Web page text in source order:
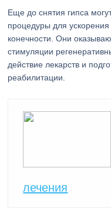
Еще до снятия гипса
процедуры для
конечности. Они
стимуляции
действие лекарств и
реабилитации.
лечения